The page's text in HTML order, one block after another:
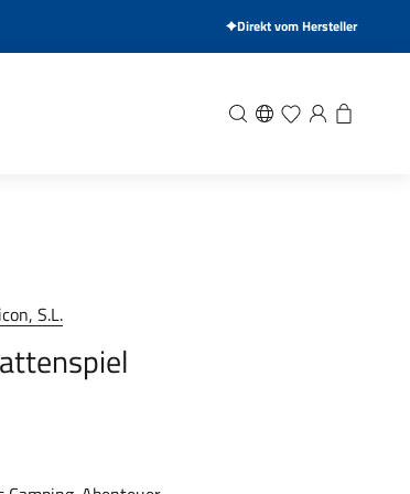
Direkt vom Hersteller
Suche Wunschliste
Anmelden
S.L.